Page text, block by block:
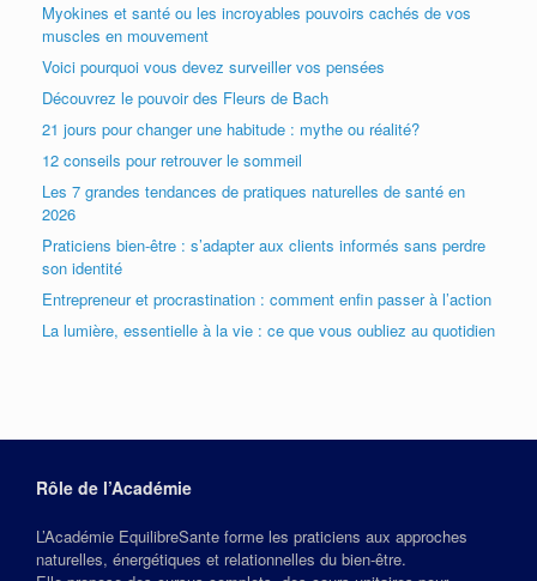
Myokines et santé ou les incroyables pouvoirs cachés de vos
muscles en mouvement
Voici pourquoi vous devez surveiller vos pensées
Découvrez le pouvoir des Fleurs de Bach
21 jours pour changer une habitude : mythe ou réalité?
12 conseils pour retrouver le sommeil
Les 7 grandes tendances de pratiques naturelles de santé en
2026
Praticiens bien-être : s’adapter aux clients informés sans perdre
son identité
Entrepreneur et procrastination : comment enfin passer à l’action
La lumière, essentielle à la vie : ce que vous oubliez au quotidien
Rôle de l’Académie
L’Académie EquilibreSante forme les praticiens aux approches
naturelles, énergétiques et relationnelles du bien‑être.